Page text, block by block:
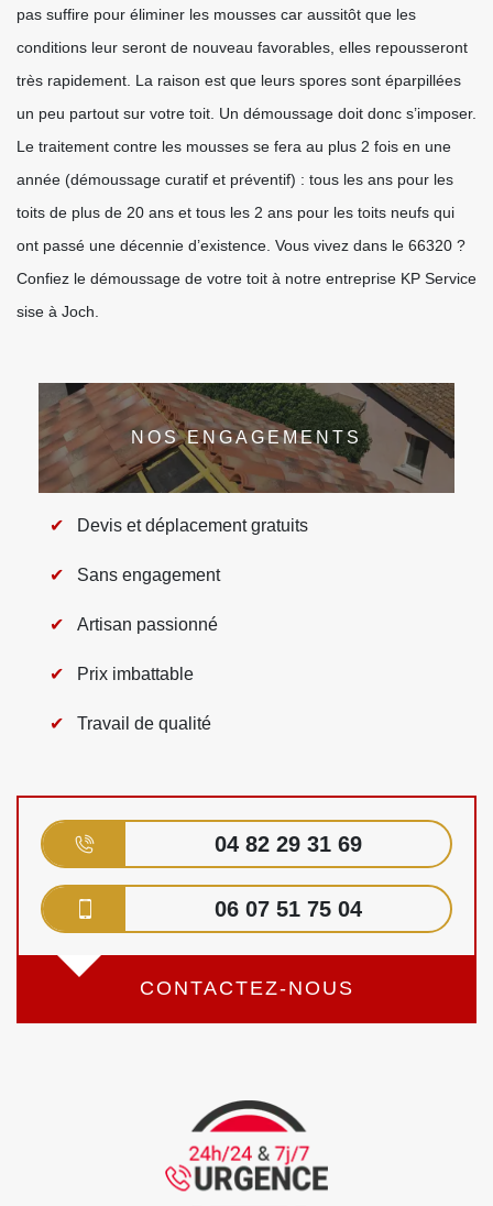
pas suffire pour éliminer les mousses car aussitôt que les
conditions leur seront de nouveau favorables, elles repousseront
très rapidement. La raison est que leurs spores sont éparpillées
un peu partout sur votre toit. Un démoussage doit donc s’imposer.
Le traitement contre les mousses se fera au plus 2 fois en une
année (démoussage curatif et préventif) : tous les ans pour les
toits de plus de 20 ans et tous les 2 ans pour les toits neufs qui
ont passé une décennie d’existence. Vous vivez dans le 66320 ?
Confiez le démoussage de votre toit à notre entreprise KP Service
sise à Joch.
NOS ENGAGEMENTS
Devis et déplacement gratuits
Sans engagement
Artisan passionné
Prix imbattable
Travail de qualité
04 82 29 31 69
06 07 51 75 04
CONTACTEZ-NOUS